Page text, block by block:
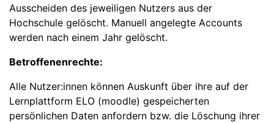
Ausscheiden des jeweiligen Nutzers aus der
Hochschule gelöscht. Manuell angelegte Accounts
werden nach einem Jahr gelöscht.
Betroffenenrechte:
Alle Nutzer:innen können Auskunft über ihre auf der
Lernplattform ELO (moodle) gespeicherten
persönlichen Daten anfordern bzw. die Löschung ihrer